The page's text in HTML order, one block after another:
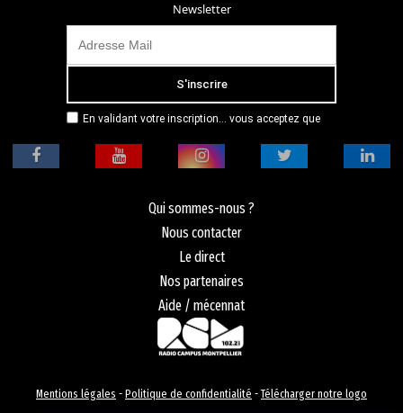
Newsletter
En validant votre inscription... vous acceptez que
adresse email dans le but de vous envoyer
mensuellement sa lettre d’informations. Pour plus
politique de confidentialité.
Qui sommes-nous ?
Nous contacter
Le direct
Nos partenaires
Aide / mécennat
Mentions légales - Politique de confidentialité -Télécharger notre logo